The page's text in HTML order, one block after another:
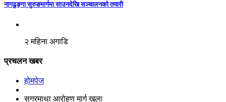
नागढुङ्गा सुरुङमार्गमा साउनदेखि सञ्चालनको तयारी
२ महिना अगाडि
प्रचलन खबर
होमपेज
सगरमाथा आरोहण मार्ग खुला